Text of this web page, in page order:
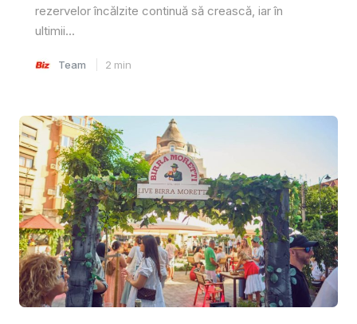
rezervelor încălzite continuă să crească, iar în
ultimii...
Team 2 min